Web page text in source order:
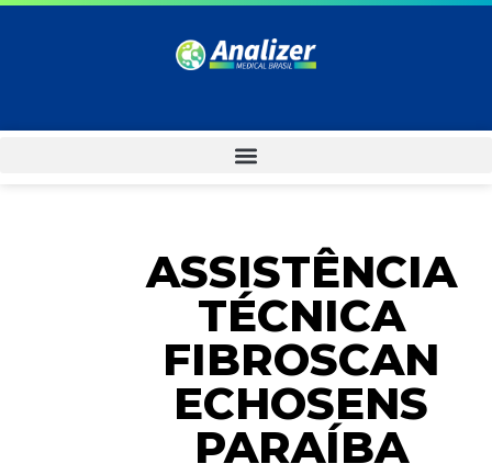
ASSISTÊNCIA
TÉCNICA
FIBROSCAN
ECHOSENS
PARAÍBA